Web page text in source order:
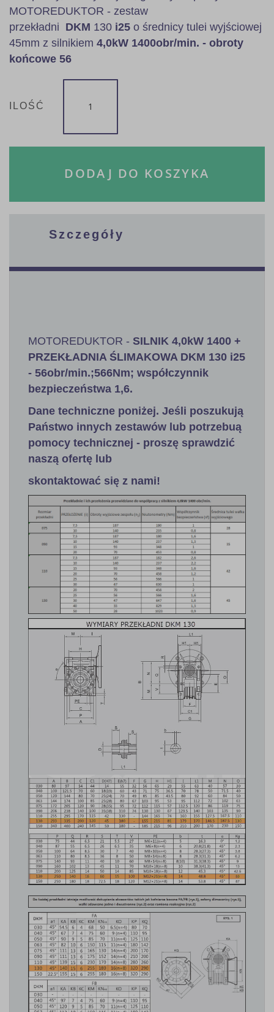
MOTOREDUKTOR - zestaw
przekładni DKM 130 i25 o średnicy tulei wyjściowej
45mm z silnikiem 4,0kW 1400obr/min. - obroty
końcowe 56
ILOŚĆ
DODAJ DO KOSZYKA
Szczegóły
MOTOREDUKTOR - SILNIK 4,0kW 1400 +
PRZEKŁADNIA ŚLIMAKOWA DKM 130 i25
- 56obr/min.;566Nm; współczynnik
bezpieczeństwa 1,6.
Dane techniczne poniżej. Jeśli poszukują
Państwo innych zestawów lub potrzebuą
pomocy technicznej - proszę sprawdzić
naszą ofertę lub
skontaktować się z nami!